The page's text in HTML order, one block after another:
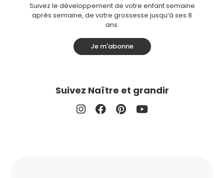
Suivez le développement de votre enfant semaine
après semaine, de votre grossesse jusqu’à ses 8
ans.
Je m'abonne
Suivez Naître et grandir